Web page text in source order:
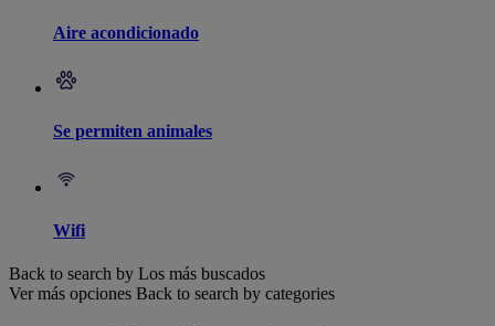
Aire acondicionado
Se permiten animales
Wifi
Back to search by Los más buscados
Ver más opciones Back to search by categories